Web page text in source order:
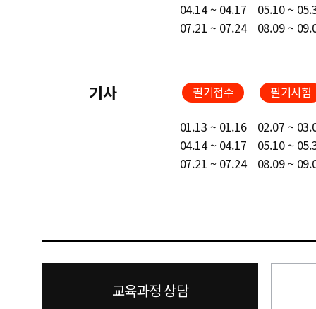
04.14 ~ 04.17
05.10 ~
07.21 ~ 07.24
08.09 ~
기사 필기접수 필기시험
01.13 ~ 01.16
02.07 ~
04.14 ~ 04.17
05.10 ~
07.21 ~ 07.24
08.09 ~
교육과정 상담